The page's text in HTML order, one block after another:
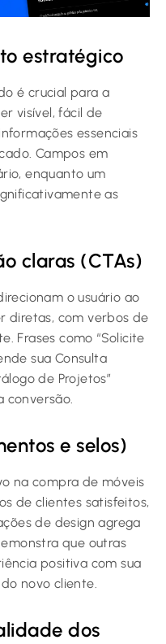
estratégico
é crucial para a
visível, fácil de
essenciais
Campos em
enquanto um
as
claras (CTAs)
o usuário ao
diretas, com verbos de
Frases como “Solicite
sua Consulta
de Projetos”
conversão.
e selos)
na compra de móveis
de clientes satisfeitos,
de design agrega
que outras
positiva com sua
novo cliente.
dos